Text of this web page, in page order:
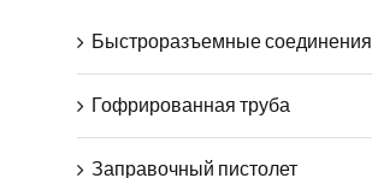
Быстроразъемные соединения
Гофрированная труба
Заправочный пистолет